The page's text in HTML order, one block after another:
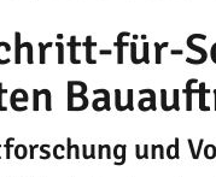
für-
und